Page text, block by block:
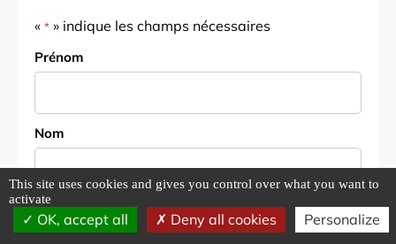
« *» indique les champs nécessaires
Nom
*
Prénom
Nom
E-mail *
This site uses cookies and gives you control over what you want to
activate
OK, accept all Deny all cookies Personalize